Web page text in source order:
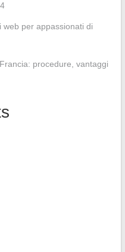
per appassionati di
procedure, vantaggi